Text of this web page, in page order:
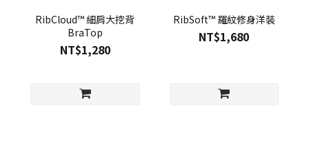
RibCloud™ 細肩大挖背
BraTop
NT$1,280
RibSoft™ 羅紋修身洋裝
NT$1,680